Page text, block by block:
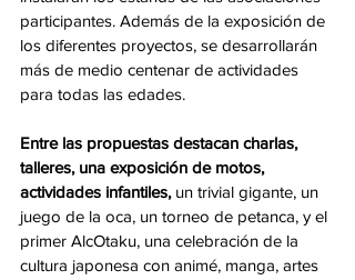
participantes. Además de la exposición de
los diferentes proyectos, se desarrollarán
más de medio centenar de actividades
para todas las edades.
Entre las propuestas destacan charlas,
talleres, una exposición de motos,
actividades infantiles, un trivial gigante, un
juego de la oca, un torneo de petanca, y el
primer AlcOtaku, una celebración de la
cultura japonesa con animé, manga, artes